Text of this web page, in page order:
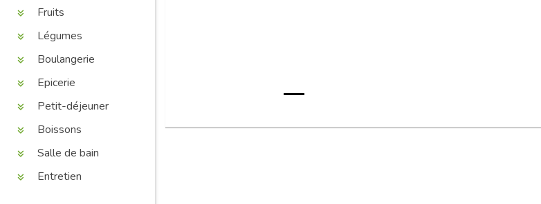
Fruits
Légumes
Boulangerie
Epicerie
Petit-déjeuner
Boissons
Salle de bain
Entretien